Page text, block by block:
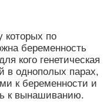
которых по
беременность
кого генетическая
в однополых парах,
к беременности и
к вынашиванию.